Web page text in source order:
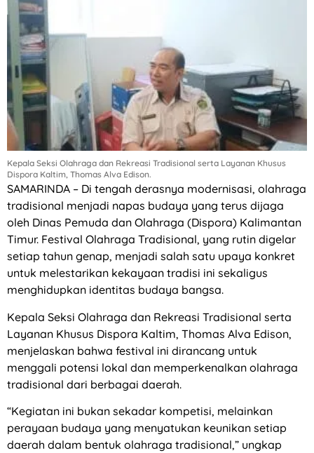
Kepala Seksi Olahraga dan Rekreasi Tradisional serta Layanan Khusus
Dispora Kaltim, Thomas Alva Edison.
SAMARINDA – Di tengah derasnya modernisasi, olahraga
tradisional menjadi napas budaya yang terus dijaga
oleh Dinas Pemuda dan Olahraga (Dispora) Kalimantan
Timur. Festival Olahraga Tradisional, yang rutin digelar
setiap tahun genap, menjadi salah satu upaya konkret
untuk melestarikan kekayaan tradisi ini sekaligus
menghidupkan identitas budaya bangsa.
Kepala Seksi Olahraga dan Rekreasi Tradisional serta
Layanan Khusus Dispora Kaltim, Thomas Alva Edison,
menjelaskan bahwa festival ini dirancang untuk
menggali potensi lokal dan memperkenalkan olahraga
tradisional dari berbagai daerah.
“Kegiatan ini bukan sekadar kompetisi, melainkan
perayaan budaya yang menyatukan keunikan setiap
daerah dalam bentuk olahraga tradisional,” ungkap